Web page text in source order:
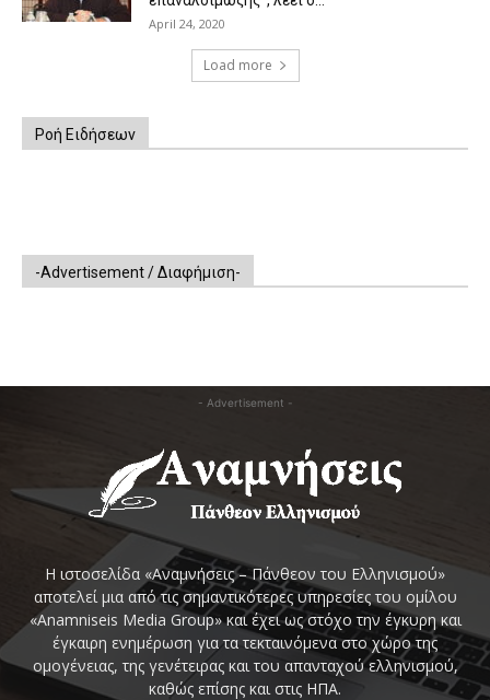
April 24, 2020
Load more
Ροή Ειδήσεων
-Advertisement / Διαφήμιση-
- Advertisement -
Η ιστοσελίδα «Αναμνήσεις – Πάνθεον του Ελληνισμού»
αποτελεί μια από τις σημαντικότερες υπηρεσίες του ομίλου
«Anamniseis Media Group» και έχει ως στόχο την έγκυρη και
έγκαιρη ενημέρωση για τα τεκταινόμενα στο χώρο της
ομογένειας, της γενέτειρας και του απανταχού ελληνισμού,
καθώς επίσης και στις ΗΠΑ.